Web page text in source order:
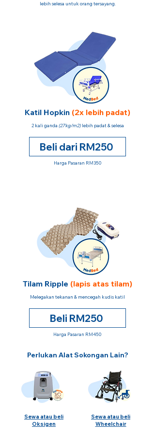
lebih selesa untuk orang tersayang.
Katil Hopkin (2x lebih padat)
2 kali ganda (27kg/m2)lebih padat & selesa
Beli dari RM250
Harga Pasaran RM350
Tilam Ripple (lapis atas tilam)
Melegakan tekanan & mencegah kudis katil
Beli RM250
Harga Pasaran RM450
Perlukan Alat Sokongan Lain?
Sewa atau beli
Oksigen
Sewa atau beli
Wheelchair